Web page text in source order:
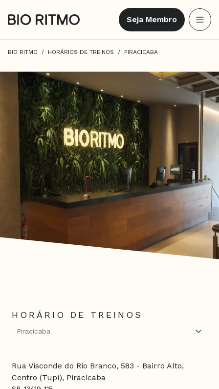
Seja Membro
BIO RITMO HORÁRIOS DE TREINOS PIRACICABA
HORÁRIO DE TREINOS
Piracicaba
Rua Visconde do Rio Branco, 583 - Bairro Alto,
Centro (Tupi), Piracicaba